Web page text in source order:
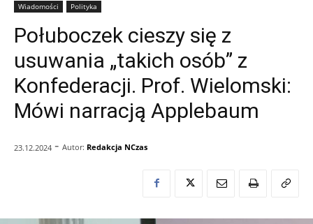
Wiadomości Polityka
Połuboczek cieszy się z
usuwania „takich osób” z
Konfederacji. Prof. Wielomski:
Mówi narracją Applebaum
23.12.2024 - Autor: Redakcja NCzas